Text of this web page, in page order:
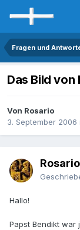
Fragen und
Das Bild
Von Rosario
3. September 2006
Rosario
Hallo!
Papst Bendikt war